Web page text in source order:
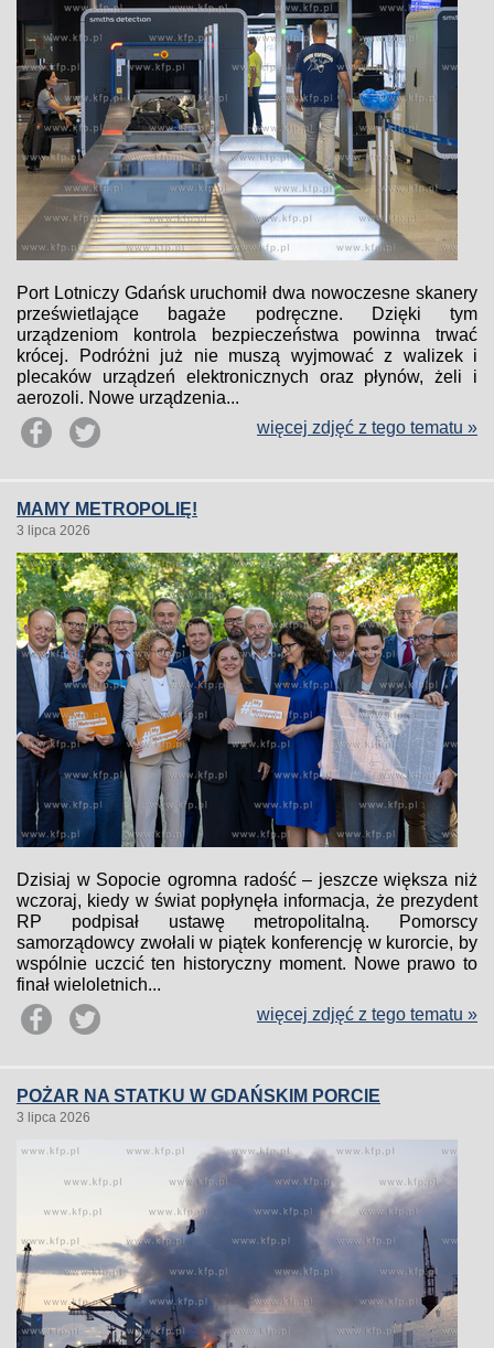
Port Lotniczy Gdańsk uruchomił dwa nowoczesne skanery
prześwietlające bagaże podręczne. Dzięki tym
urządzeniom kontrola bezpieczeństwa powinna trwać
krócej. Podróżni już nie muszą wyjmować z walizek i
plecaków urządzeń elektronicznych oraz płynów, żeli i
aerozoli. Nowe urządzenia...
więcej zdjęć z tego tematu »
MAMY METROPOLIĘ!
3 lipca 2026
Dzisiaj w Sopocie ogromna radość – jeszcze większa niż
wczoraj, kiedy w świat popłynęła informacja, że prezydent
RP podpisał ustawę metropolitalną. Pomorscy
samorządowcy zwołali w piątek konferencję w kurorcie, by
wspólnie uczcić ten historyczny moment. Nowe prawo to
finał wieloletnich...
więcej zdjęć z tego tematu »
POŻAR NA STATKU W GDAŃSKIM PORCIE
3 lipca 2026